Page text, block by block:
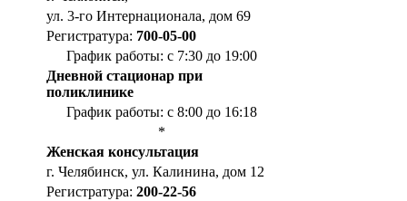
ул. 3-го Интернационала, дом 69
Регистратура: 700-05-00
График работы: с 7:30 до 19:00
Дневной стационар при
поликлинике
График работы: с 8:00 до 16:18
*
Женская консультация
г. Челябинск, ул. Калинина, дом 12
Регистратура: 200-22-56